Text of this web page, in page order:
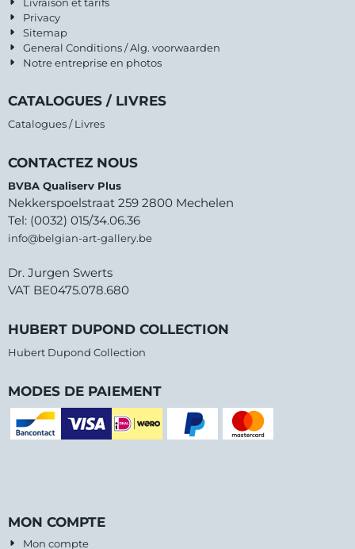
Privacy
Sitemap
General Conditions / Alg. voorwaarden
Notre entreprise en photos
CATALOGUES / LIVRES
Catalogues / Livres
CONTACTEZ NOUS
BVBA Qualiserv Plus
Nekkerspoelstraat 259 2800 Mechelen
Tel: (0032) 015/34.06.36
info@belgian-art-gallery.be
Dr. Jurgen Swerts
VAT BE0475.078.680
HUBERT DUPOND COLLECTION
Hubert Dupond Collection
MODES DE PAIEMENT
MON COMPTE
Mon compte